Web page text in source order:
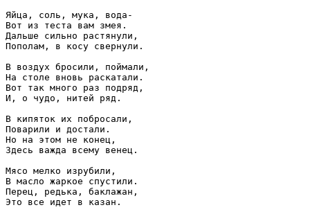
Яйца, соль, мука, вода-
Вот из теста вам змея.
Дальше сильно растянули,
Пополам, в косу свернули.
В воздух бросили, поймали,
На столе вновь раскатали.
Вот так много раз подряд,
И, о чудо, нитей ряд.
В кипяток их побросали,
Поварили и достали.
Но на этом не конец,
Здесь важда всему венец.
Мясо мелко изрубили,
В масло жаркое спустили.
Перец, редька, баклажан,
Это все идет в казан.